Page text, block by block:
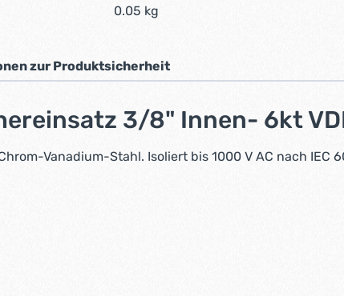
0.05 kg
zur Produktsicherheit
3/8" Innen- 6kt
Vanadium-Stahl. Isoliert bis 1000 V AC nach IEC